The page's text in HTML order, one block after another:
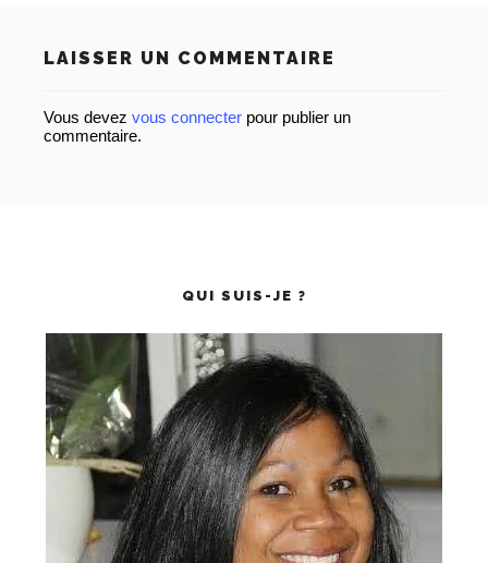
LAISSER UN COMMENTAIRE
Vous devez vous connecter pour publier un
commentaire.
QUI SUIS-JE ?